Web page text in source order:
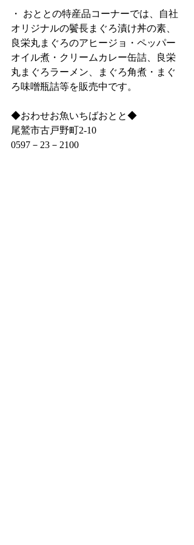
・ おととの特産品コーナーでは、自社
オリジナルの鬢長まぐろ漬け丼の素、
良栄丸まぐろのアヒージョ・ペッパー
オイル煮・クリームカレー缶詰、良栄
丸まぐろラーメン、まぐろ角煮・まぐ
ろ味噌瓶詰等を販売中です。
◆おわせお魚いちばおとと◆
尾鷲市古戸野町2‐10
0597－23－2100